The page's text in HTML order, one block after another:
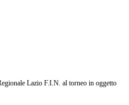
Lazio F.I.N. al torneo in oggetto